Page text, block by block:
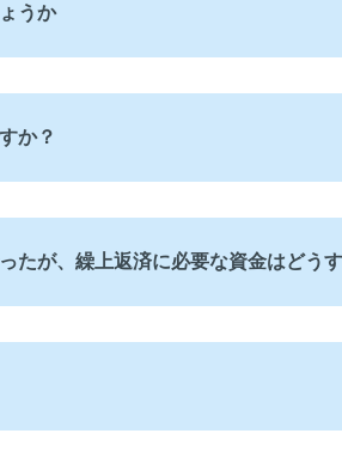
うか
か？
たが、繰上返済に必要な資金はどう